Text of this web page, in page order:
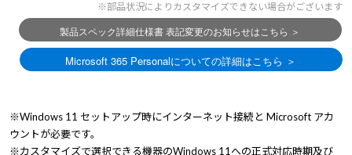
※部品状況によりカスタマイズできない場合がございます
※Windows 11 セットアップ時にインターネット接続と Microsoft アカ
ウントが必要です。
※カスタマイズで選択できる機器のWindows 11への正式対応時期及び